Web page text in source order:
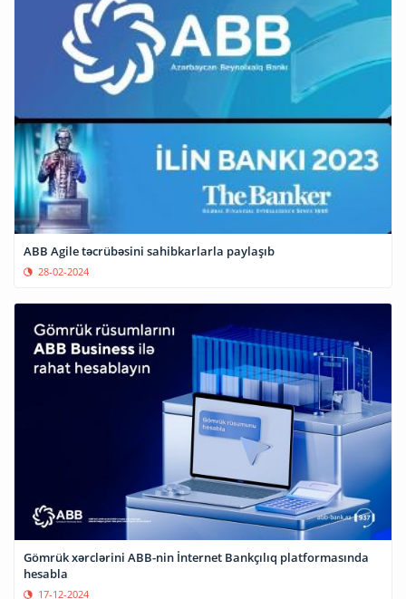
ABB Agile təcrübəsini sahibkarlarla paylaşıb
28-02-2024
Gömrük xərclərini ABB-nin İnternet Bankçılıq platformasında
hesabla
17-12-2024